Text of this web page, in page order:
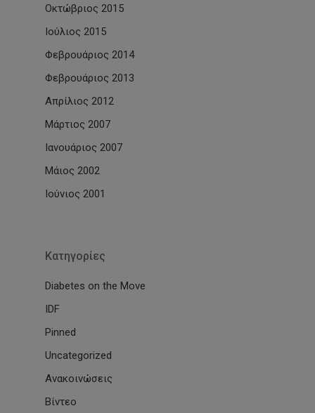
Οκτώβριος 2015
Ιούλιος 2015
Φεβρουάριος 2014
Φεβρουάριος 2013
Απρίλιος 2012
Μάρτιος 2007
Ιανουάριος 2007
Μάιος 2002
Ιούνιος 2001
Kατηγορίες
Diabetes on the Move
IDF
Pinned
Uncategorized
Ανακοινώσεις
Βίντεο